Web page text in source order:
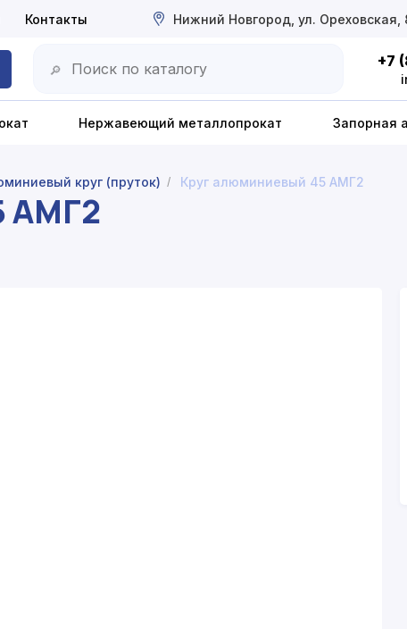
🔎
+7
Нержавеющий металлопрокат Запорная
Контакты Нижний Новгород, ул. Ореховская,
круг (пруток) / Круг алюминиевый 45 АМГ2
АМГ2